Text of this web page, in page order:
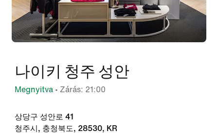
나이키 청주 성안
Megnyitva • Zárás: 21:00
상당구 성안로 41
청주시, 충청북도, 28530, KR